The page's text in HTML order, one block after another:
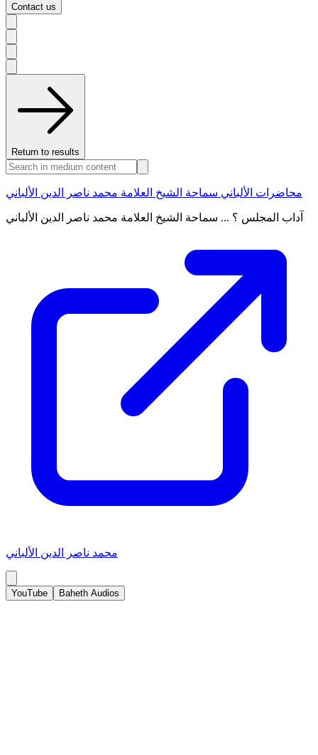
Contact us
Return to results
محاضرات الألباني سماحة الشيخ العلامة محمد ناصر الدين الألباني
آداب المجلس ؟ ... سماحة الشيخ العلامة محمد ناصر الدين الألباني
محمد ناصر الدين الألباني
YouTube Baheth Audios